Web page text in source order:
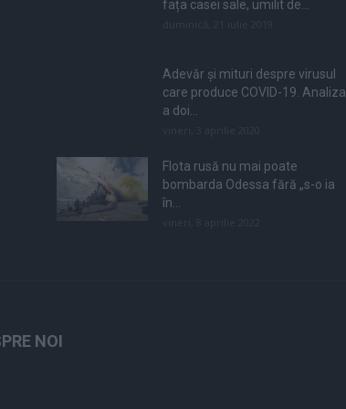
fața casei sale, umilit de...
Adevăr și mituri despre virusul
care produce COVID-19. Analiza
a doi...
Flota rusă nu mai poate
bombarda Odessa fără „s-o ia
în...
NOI